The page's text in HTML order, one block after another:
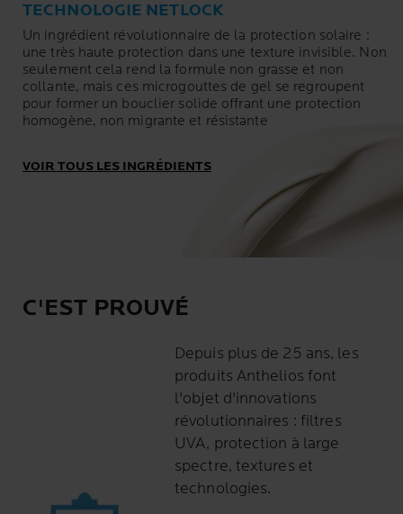
TECHNOLOGIE NETLOCK
Un ingrédient révolutionnaire de la protection solaire :
une très haute protection dans une texture invisible. Non
seulement cela rend la formule non grasse et non
collante, mais ces microgouttes de gel se regroupent
pour former un bouclier solide offrant une protection
homogène, non migrante et résistante
VOIR TOUS LES INGRÉDIENTS
C'EST PROUVÉ
Depuis plus de 25 ans, les
produits Anthelios font
l'objet d'innovations
révolutionnaires : filtres
UVA, protection à large
spectre, textures et
technologies.